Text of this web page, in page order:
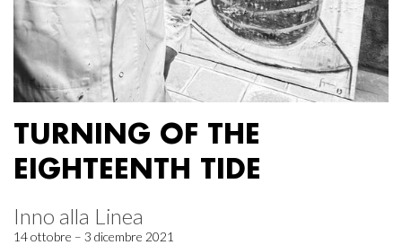
TURNING OF THE
EIGHTEENTH TIDE
Inno alla Linea
14 ottobre – 3 dicembre 2021